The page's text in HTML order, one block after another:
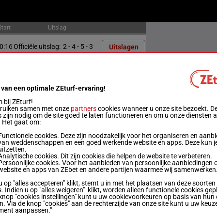
Uitslag
Officiële uitslag: 2 - 4 - 5 - 3 Uitslagen
Officiële uitslag:
Officiële uitslag: 3 - 8 - 1 - 6 Uitslagen
Officiële uitslag: 6 - 10 - 3 - 8 Uitslagen
Officiële uitslag: 4 - 1 - 2 - 8 Uitslagen
Officiële uitslag: 1 - 5 - 6 - 7 Uitslagen
een optimale ZEturf-ervaring!
bij ZEturf!
samen met onze partnerscookies wanneer u onze site bezoekt.
zijn nodig om de site goed te laten functioneren en om u onze diensten
Het gaat om:
cookies. Deze zijn noodzakelijk voor het organiseren en
weddenschappen en een goed werkende website en apps. Deze kun
cookies. Dit zijn cookies die helpen de website te verbeteren.
cookies. Voor het aanbieden van persoonlijke aanbiedingen
en apps van ZEbet en andere partijen waarmee wij samenwerken.
op "alles accepteren" klikt, stemt u in met het plaatsen van deze soorten
Indien u op "alles weigeren" klikt, worden alleen functionele cookies
"cookies instellingen" kunt u uw cookievoorkeuren op basis van hun
Via de knop "cookies" aan de rechterzijde van onze site kunt u uw
aanpassen."